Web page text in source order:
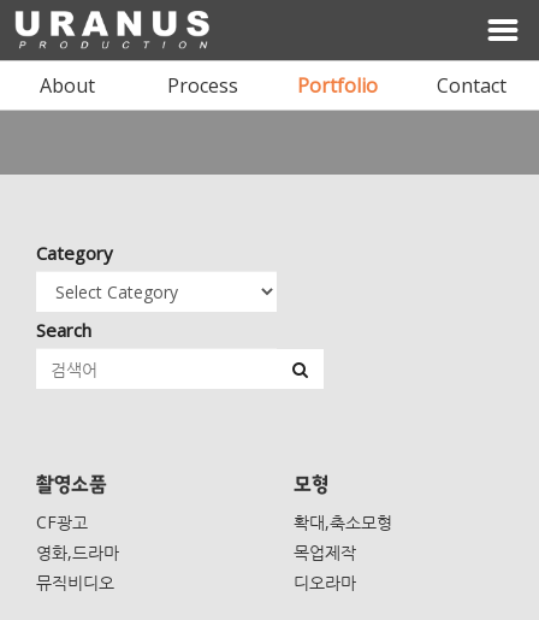
About Process Portfolio Contact
I'LL BE YOUR SPACE
ARCHITECTURE & INTERIOR DESIGN
상담문의 02-1234-1234
Category
Search
촬영소품
CF광고
영화,드라마
뮤직비디오
모형
확대,축소모형
목업제작
디오라마